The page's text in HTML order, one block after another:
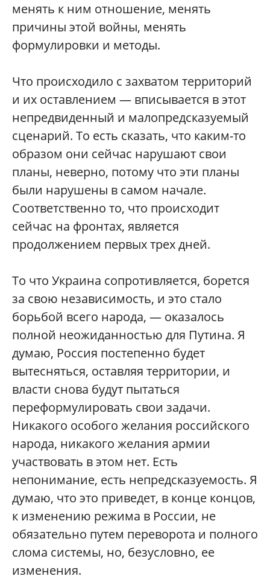
менять к ним отношение, менять
причины этой войны, менять
формулировки и методы.
Что происходило с захватом территорий
и их оставлением — вписывается в этот
непредвиденный и малопредсказуемый
сценарий. То есть сказать, что каким-то
образом они сейчас нарушают свои
планы, неверно, потому что эти планы
были нарушены в самом начале.
Соответственно то, что происходит
сейчас на фронтах, является
продолжением первых трех дней.
То что Украина сопротивляется, борется
за свою независимость, и это стало
борьбой всего народа, — оказалось
полной неожиданностью для Путина. Я
думаю, Россия постепенно будет
вытесняться, оставляя территории, и
власти снова будут пытаться
переформулировать свои задачи.
Никакого особого желания российского
народа, никакого желания армии
участвовать в этом нет. Есть
непонимание, есть непредсказуемость. Я
думаю, что это приведет, в конце концов,
к изменению режима в России, не
обязательно путем переворота и полного
слома системы, но, безусловно, ее
изменения.